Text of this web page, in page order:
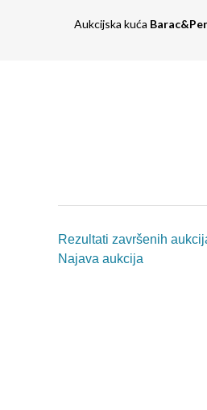
Aukcijska kuća
Rezultati završenih
Najava aukcija